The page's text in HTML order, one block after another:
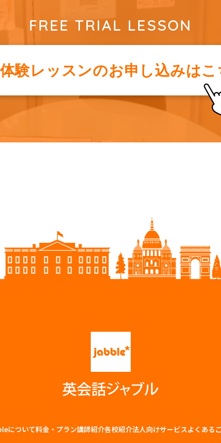
FREE TRIAL LESSON
験レッスンのお申し込みは
について料金・プラン講師紹介各校紹介法⼈向けサービスよくある